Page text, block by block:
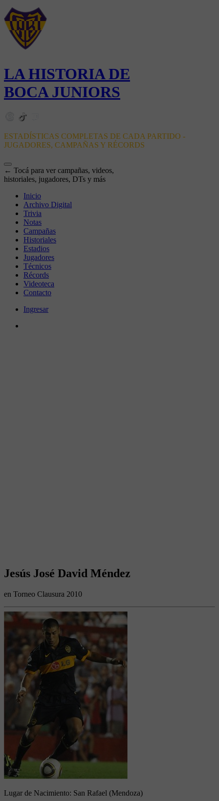
LA HISTORIA DE
BOCA JUNIORS
ESTADÍSTICAS COMPLETAS DE CADA PARTIDO -
JUGADORES, CAMPAÑAS Y RÉCORDS
← Tocá para ver campañas, videos,
historiales, jugadores, DTs y más
Inicio
Archivo Digital
Trivia
Notas
Campañas
Historiales
Estadios
Jugadores
Técnicos
Récords
Videoteca
Contacto
Ingresar
Jesús José David Méndez
en Torneo Clausura 2010
Lugar de Nacimiento: San Rafael (Mendoza)